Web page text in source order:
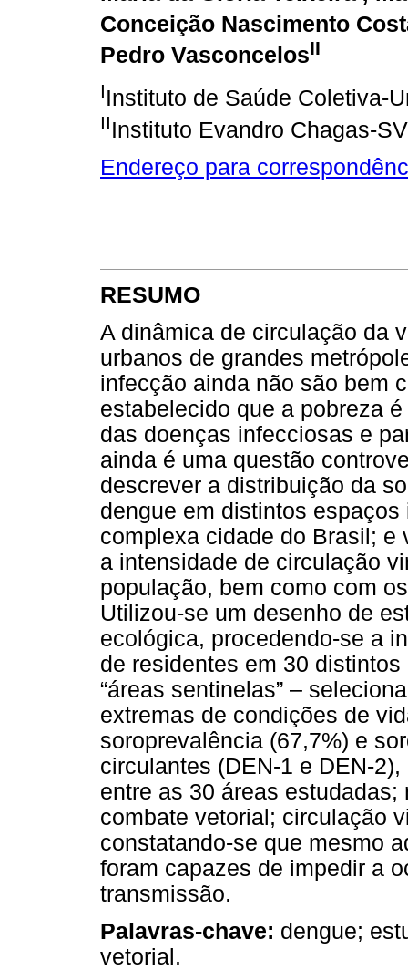
Conceição Nascimento
Pedro VasconcelosII
IInstituto de Saúde Coletiva-
IIInstituto Evandro Chagas-
Endereço para
RESUMO
A dinâmica de circulação da
urbanos de grandes
infecção ainda não são bem
estabelecido que a pobreza
das doenças infecciosas e
ainda é uma questão
descrever a distribuição da
dengue em distintos
complexa cidade do Brasil; e
a intensidade de circulação
população, bem como com
Utilizou-se um desenho de
ecológica, procedendo-se a
de residentes em 30
“áreas sentinelas” –
extremas de condições de
soroprevalência (67,7%) e
circulantes (DEN-1 e DEN-
entre as 30 áreas
combate vetorial; circulação
constatando-se que mesmo
foram capazes de impedir a
transmissão.
Palavras-chave: dengue;
vetorial.